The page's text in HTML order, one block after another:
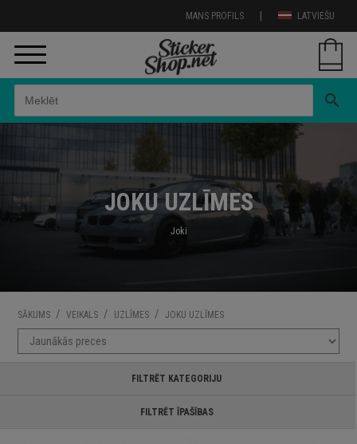
LATVIEŠU
|
MANS PROFILS
search
JOKU UZLĪMES
Joki
SĀKUMS / VEIKALS / UZLĪMES / JOKU UZLĪMES
FILTRĒT KATEGORIJU
FILTRĒT ĪPAŠĪBAS